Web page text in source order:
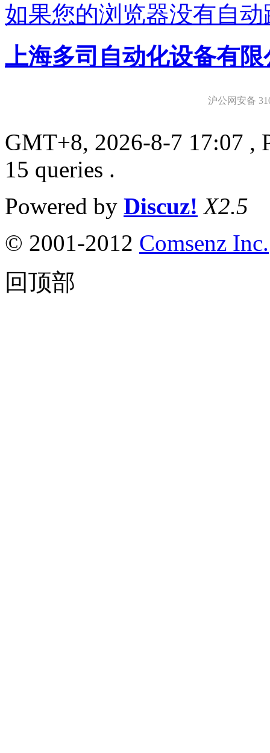
如果您的浏览器没有自
上海多司自动化设备有限
沪公网安备
GMT+8, 2026-8-7 17:07 ,
15 queries .
Powered by Discuz! X2.5
© 2001-2012 Comsenz Inc.
回顶部